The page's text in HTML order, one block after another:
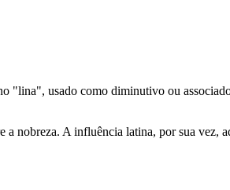
"lina", usado como diminutivo ou
nobreza. A influência latina, por sua vez,